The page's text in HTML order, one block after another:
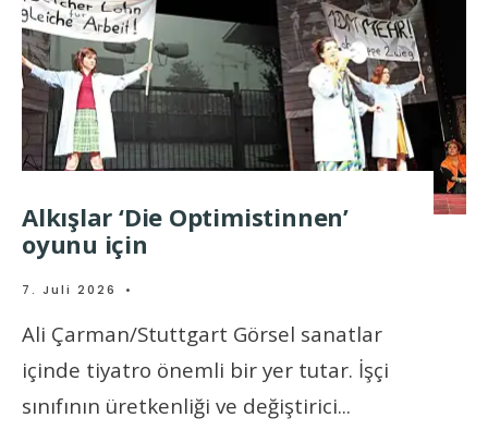
Alkışlar ‘Die Optimistinnen’
oyunu için
7. Juli 2026 •
Ali Çarman/Stuttgart Görsel sanatlar
içinde tiyatro önemli bir yer tutar. İşçi
sınıfının üretkenliği ve değiştirici...